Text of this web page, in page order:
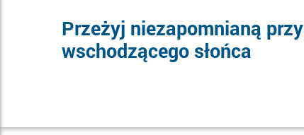
Przeżyj niezapomnianą
wschodzącego słońca